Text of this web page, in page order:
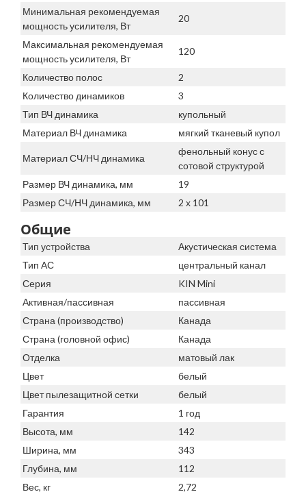
Минимальная рекомендуемая
мощность усилителя, Вт
20
Максимальная рекомендуемая
мощность усилителя, Вт
120
Количество полос
2
Количество динамиков
3
Тип ВЧ динамика
купольный
Материал ВЧ динамика
мягкий тканевый купол
Материал СЧ/НЧ динамика
фенольный конус с
сотовой структурой
Размер ВЧ динамика, мм
19
Размер СЧ/НЧ динамика, мм
2 х 101
Общие
Тип устройства
Акустическая система
Тип АС
центральный канал
Серия
KIN Mini
Активная/пассивная
пассивная
Страна (производство)
Канада
Страна (головной офис)
Канада
Отделка
матовый лак
Цвет
белый
Цвет пылезащитной сетки
белый
Гарантия
1 год
Высота, мм
142
Ширина, мм
343
Глубина, мм
112
Вес, кг
2,72